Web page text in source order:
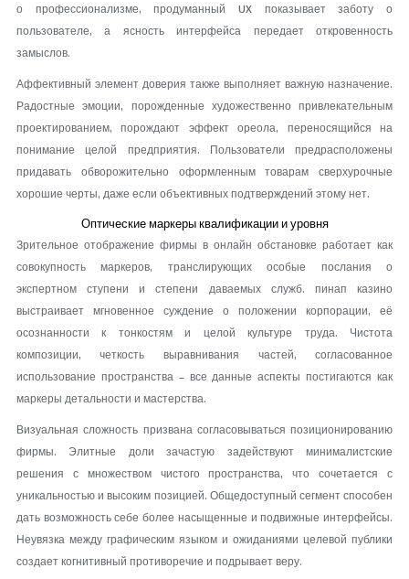
о профессионализме, продуманный UX показывает заботу о
пользователе, а ясность интерфейса передает откровенность
замыслов.
Аффективный элемент доверия также выполняет важную назначение.
Радостные эмоции, порожденные художественно привлекательным
проектированием, порождают эффект ореола, переносящийся на
понимание целой предприятия. Пользователи предрасположены
придавать обворожительно оформленным товарам сверхурочные
хорошие черты, даже если объективных подтверждений этому нет.
Оптические маркеры квалификации и уровня
Зрительное отображение фирмы в онлайн обстановке работает как
совокупность маркеров, транслирующих особые послания о
экспертном ступени и степени даваемых служб. пинап казино
выстраивает мгновенное суждение о положении корпорации, её
осознанности к тонкостям и целой культуре труда. Чистота
композиции, четкость выравнивания частей, согласованное
использование пространства – все данные аспекты постигаются как
маркеры детальности и мастерства.
Визуальная сложность призвана согласовываться позиционированию
фирмы. Элитные доли зачастую задействуют минималистские
решения с множеством чистого пространства, что сочетается с
уникальностью и высоким позицией. Общедоступный сегмент способен
дать возможность себе более насыщенные и подвижные интерфейсы.
Неувязка между графическим языком и ожиданиями целевой публики
создает когнитивный противоречие и подрывает веру.